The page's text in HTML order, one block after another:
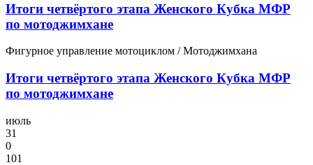
Итоги четвёртого этапа Женского Кубка МФР
по мотоджимхане
Фигурное управление мотоциклом / Мотоджимхана
Итоги четвёртого этапа Женского Кубка МФР
по мотоджимхане
июль
31
0
101